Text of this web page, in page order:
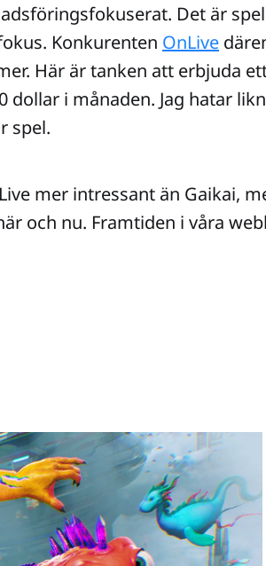
Det är
Konkurenten OnLive
Här är tanken att erbjuda
i månaden. Jag hatar
spel.
mer intressant än Gaikai,
och nu. Framtiden i våra